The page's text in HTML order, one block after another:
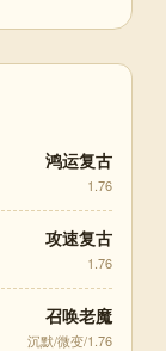
鸿运复古
1.76
攻速复古
1.76
召唤老魔
沉默/微变/1.76